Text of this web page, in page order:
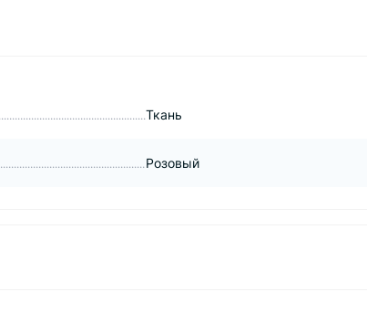
Ткань
Розовый